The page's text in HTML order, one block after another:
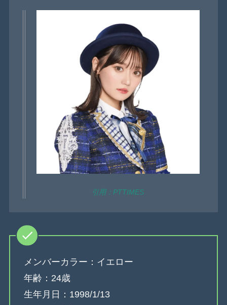
引用：PTTIMES
メンバーカラー：イエロー
年齢：24歳
生年月日：1998/1/13